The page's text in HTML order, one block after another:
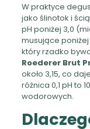
W praktyce
jako ślinotok i
pH poniżej 3,0
musujące
który rzadko
Roederer Brut
około 3,15, co
różnica 0,1 pH to
wodorowych.